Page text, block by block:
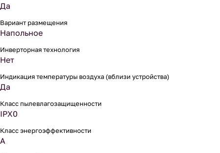
Да
Вариант размещения
Напольное
Инверторная технология
Нет
Индикация температуры воздуха (вблизи устройства)
Да
Класс пылевлагозащищенности
IPX0
Класс энергоэффективности
A